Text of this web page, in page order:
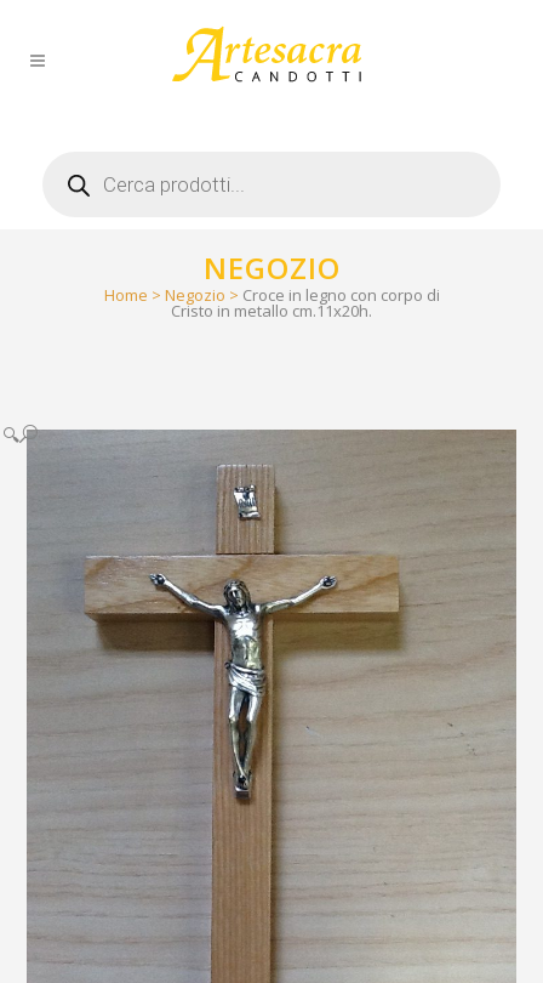
search
NEGOZIO
Home > Negozio > Croce in legno con corpo di
Cristo in metallo cm.11x20h.
🔍